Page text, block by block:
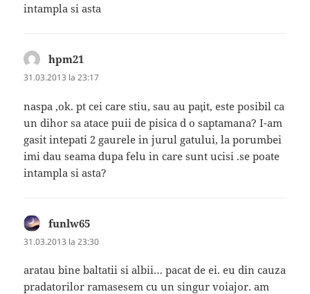
intampla si asta
hpm21
31.03.2013 la 23:17
naspa ,ok. pt cei care stiu, sau au paţit, este posibil ca
un dihor sa atace puii de pisica d o saptamana? I-am
gasit intepati 2 gaurele in jurul gatului, la porumbei
imi dau seama dupa felu in care sunt ucisi .se poate
intampla si asta?
funlw65
31.03.2013 la 23:30
aratau bine baltatii si albii… pacat de ei. eu din cauza
pradatorilor ramasesem cu un singur voiajor. am